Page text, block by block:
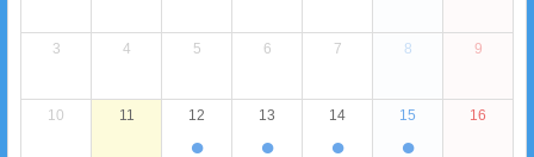
3 4 5 6 7 8 9
10 11 12
●
13
●
14
●
15
●
16